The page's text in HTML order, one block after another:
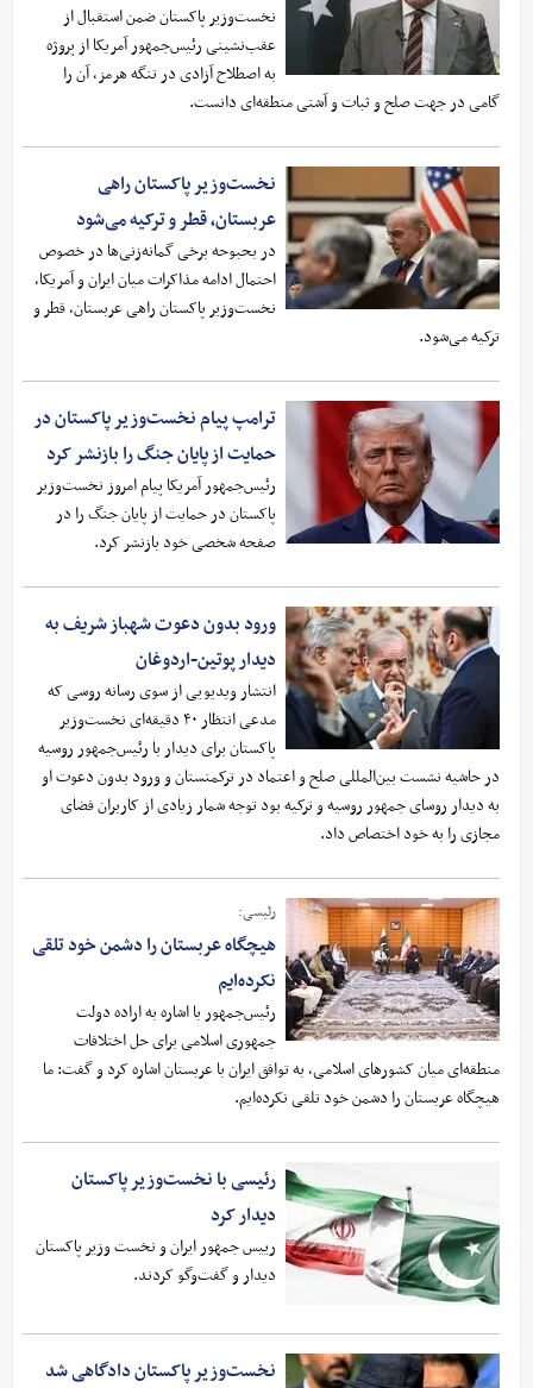
نخست‌وزیر پاکستان ضمن استقبال از
عقب‌نشینی رئیس‌جمهور آمریکا از پروژه
به اصطلاح آزادی در تنگه هرمز، آن را
گامی در جهت صلح و ثبات و آشتی منطقه‌ای دانست.
نخست‌وزیر پاکستان راهی
عربستان، قطر و ترکیه می‌شود
در بحبوحه برخی گمانه‌زنی‌ها در خصوص
احتمال ادامه مذاکرات میان ایران و آمریکا،
نخست‌وزیر پاکستان راهی عربستان، قطر و
ترکیه می‌شود.
ترامپ پیام نخست‌وزیر پاکستان در
حمایت از پایان جنگ را بازنشر کرد
رئیس‌جمهور آمریکا پیام امروز نخست‌وزیر
پاکستان در حمایت از پایان جنگ را در
صفحه شخصی خود بازنشر کرد.
ورود بدون دعوت شهباز شریف به
دیدار پوتین-اردوغان
انتشار ویدیویی از سوی رسانه روسی که
مدعی انتظار ۴۰ دقیقه‌ای نخست‌وزیر
پاکستان برای دیدار با رئیس‌جمهور روسیه
در حاشیه نشست بین‌المللی صلح و اعتماد در ترکمنستان و ورود بدون دعوت او
به دیدار روسای جمهور روسیه و ترکیه بود توجه شمار زیادی از کاربران فضای
مجازی را به خود اختصاص داد.
رئیسی:
هیچگاه عربستان را دشمن خود تلقی
نکرده‌ایم
رئیس‌جمهور با اشاره به اراده دولت
جمهوری اسلامی برای حل اختلافات
منطقه‌ای میان کشورهای اسلامی، به توافق ایران با عربستان اشاره کرد و گفت: ما
هیچگاه عربستان را دشمن خود تلقی نکرده‌ایم.
رئیسی با نخست‌وزیر پاکستان
دیدار کرد
رییس جمهور ایران و نخست وزیر پاکستان
دیدار و گفت‌وگو کردند.
نخست‌وزیر پاکستان دادگاهی شد